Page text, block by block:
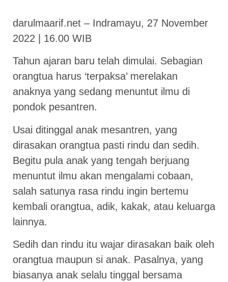
darulmaarif.net – Indramayu, 27 November
2022 | 16.00 WIB
Tahun ajaran baru telah dimulai. Sebagian
orangtua harus ‘terpaksa’ merelakan
anaknya yang sedang menuntut ilmu di
pondok pesantren.
Usai ditinggal anak mesantren, yang
dirasakan orangtua pasti rindu dan sedih.
Begitu pula anak yang tengah berjuang
menuntut ilmu akan mengalami cobaan,
salah satunya rasa rindu ingin bertemu
kembali orangtua, adik, kakak, atau keluarga
lainnya.
Sedih dan rindu itu wajar dirasakan baik oleh
orangtua maupun si anak. Pasalnya, yang
biasanya anak selalu tinggal bersama